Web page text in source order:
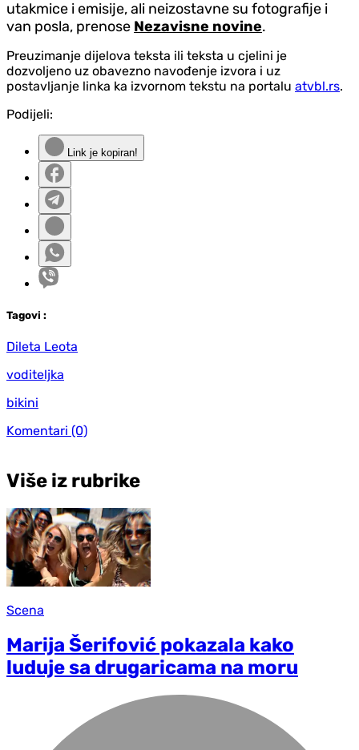
utakmice i emisije, ali neizostavne su fotografije i
van posla, prenose Nezavisne novine.
Preuzimanje dijelova teksta ili teksta u cjelini je
dozvoljeno uz obavezno navođenje izvora i uz
postavljanje linka ka izvornom tekstu na portalu atvbl.rs.
Podijeli:
Link je kopiran!
Tagovi :
Dileta Leota
voditeljka
bikini
Komentari (0)
Više iz rubrike
Scena
Marija Šerifović pokazala kako
luduje sa drugaricama na moru